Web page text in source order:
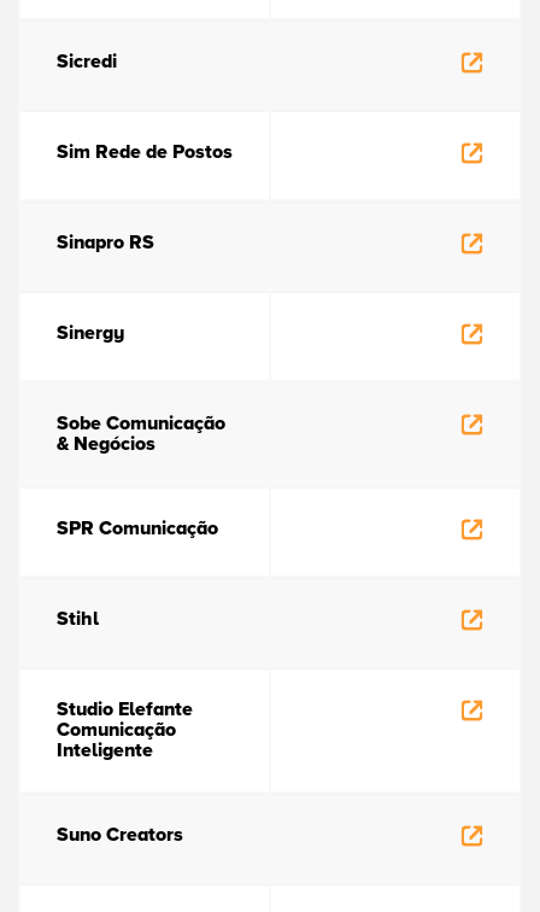
Sicredi
Sim Rede de Postos
Sinapro RS
Sinergy
Sobe Comunicação
& Negócios
SPR Comunicação
Stihl
Studio Elefante
Comunicação
Inteligente
Suno Creators